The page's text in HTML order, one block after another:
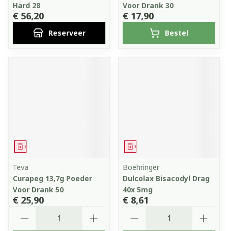
Hard 28
€ 56,20
Reserveer
Voor Drank 30
€ 17,90
Bestel
Geneesmiddel
Teva
Curapeg 13,7g Poeder
Voor Drank 50
€ 25,90
Geneesmiddel
Boehringer
Dulcolax Bisacodyl Drag
40x 5mg
€ 8,61